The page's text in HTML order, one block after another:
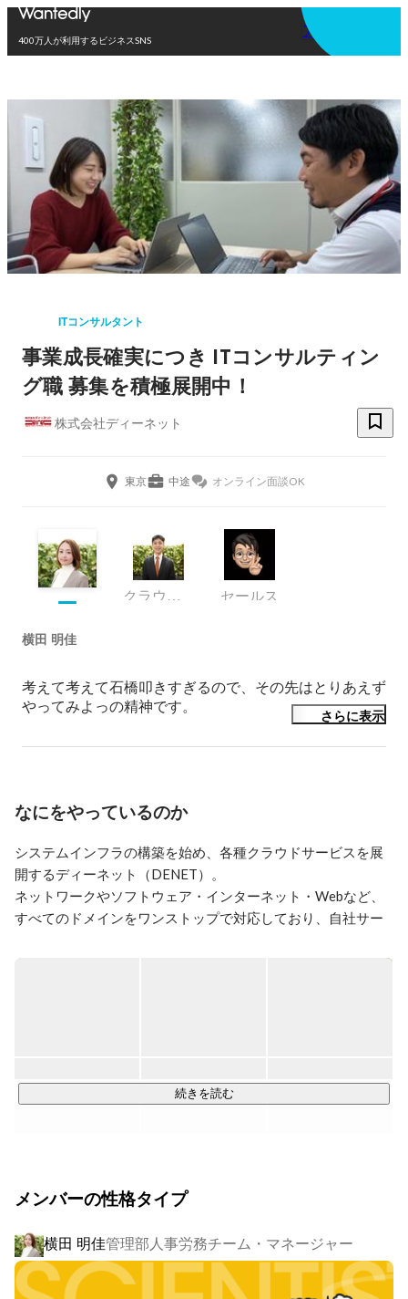
400万人が利用するビジネスSNS
アプリを使う
ITコンサルタント
事業成長確実につき ITコンサルティン
グ職 募集を積極展開中！
株式会社ディーネット
東京 中途 オンライン面談OK
クラウドセールス部 マネージャ兼ディレクタ セールス
横田 明佳
考えて考えて石橋叩きすぎるので、その先はとりあえず
やってみよっの精神です。
さらに表示
なにをやっているのか
システムインフラの構築を始め、各種クラウドサービスを展
開するディーネット（DENET）。
ネットワークやソフトウェア・インターネット・Webなど、
すべてのドメインをワンストップで対応しており、自社サー
届けします。
https://www.denet.co.jp/
続きを読む
メンバーの性格タイプ
横田 明佳管理部人事労務チーム・マネージャー